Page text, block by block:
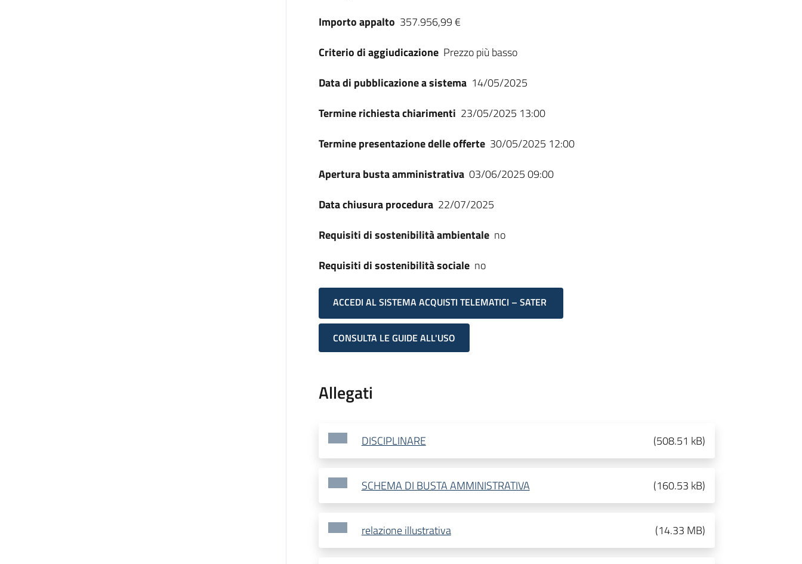
Importo appalto 357.956,99 €
Criterio di aggiudicazione Prezzo più basso
Data di pubblicazione a sistema 14/05/2025
Termine richiesta chiarimenti 23/05/2025 13:00
Termine presentazione delle offerte 30/05/2025 12:00
Apertura busta amministrativa 03/06/2025 09:00
Data chiusura procedura 22/07/2025
Requisiti di sostenibilità ambientale no
Requisiti di sostenibilità sociale no
ACCEDI AL SISTEMA ACQUISTI TELEMATICI – SATER
CONSULTA LE GUIDE ALL'USO
Allegati
DISCIPLINARE (508.51 kB)
SCHEMA DI BUSTA AMMINISTRATIVA (160.53 kB)
relazione illustrativa (14.33 MB)